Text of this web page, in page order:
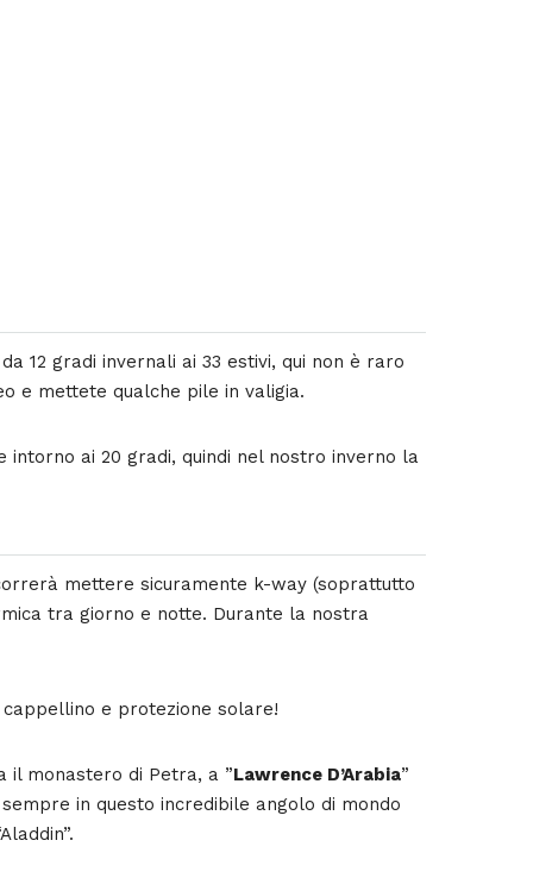
12 gradi invernali ai 33 estivi, qui non è raro
e mettete qualche pile in valigia.
ai 20 gradi, quindi nel nostro inverno la
mettere sicuramente k-way (soprattutto
tra giorno e notte. Durante la nostra
e protezione solare!
il monastero di Petra, a ”Lawrence D’Arabia”
in questo incredibile angolo di mondo